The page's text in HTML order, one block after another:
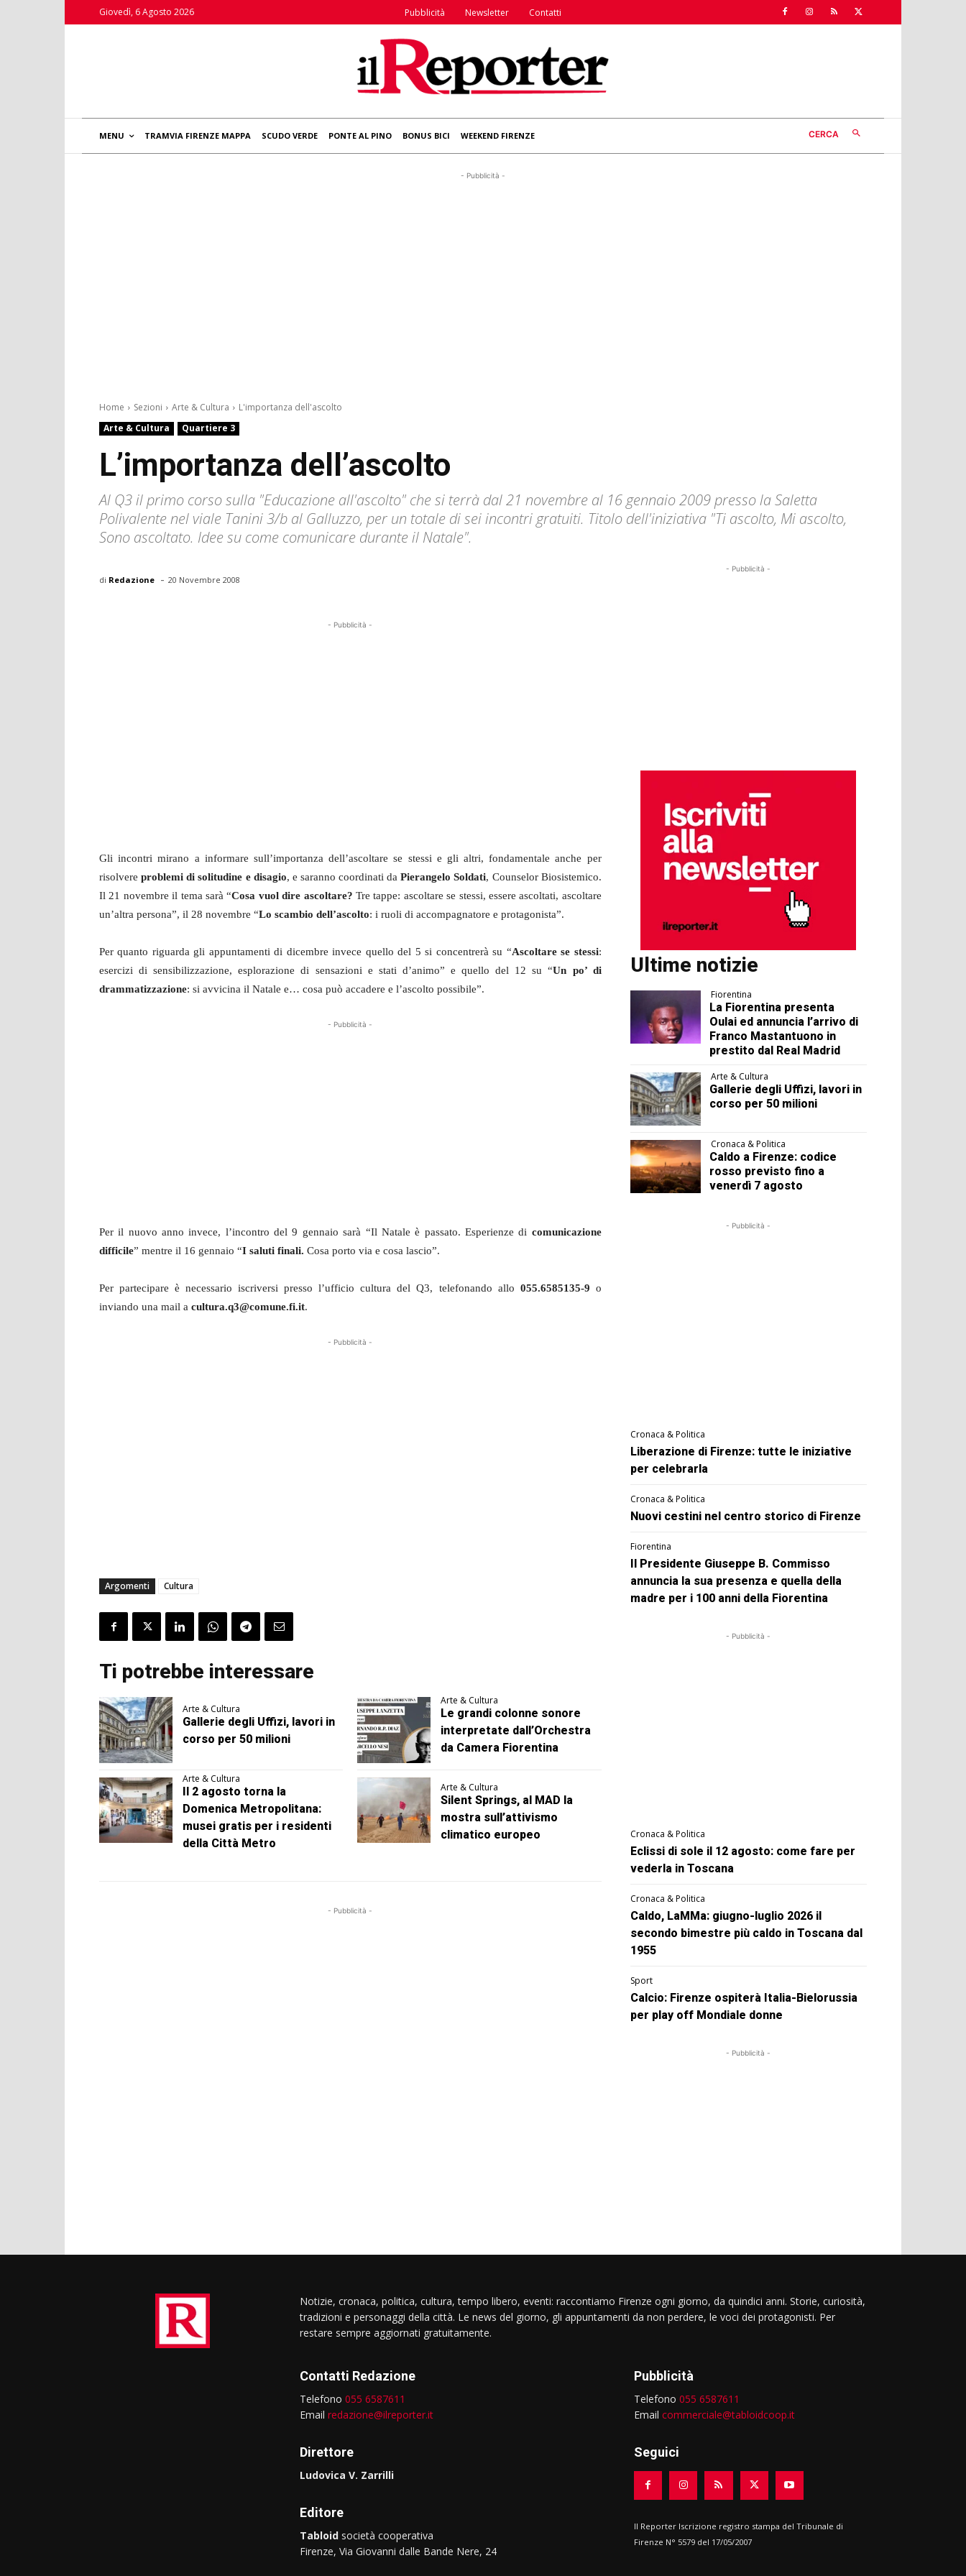
Giovedì, 6 Agosto 2026 Pubblicità Newsletter Contatti
MENU TRAMVIA FIRENZE MAPPA SCUDO VERDE PONTE AL PINO BONUS BICI WEEKEND FIRENZE CERCA
- Pubblicità -
Home Sezioni Arte & Cultura
L'importanza dell'ascolto
Arte & Cultura
Quartiere 3
L’importanza dell’ascolto
Al Q3 il primo corso sulla "Educazione all'ascolto" che si terrà dal 21 novembre al 16 gennaio 2009 presso la Saletta
Polivalente nel viale Tanini 3/b al Galluzzo, per un totale di sei incontri gratuiti. Titolo dell'iniziativa "Ti ascolto, Mi ascolto,
Sono ascoltato. Idee su come comunicare durante il Natale".
di Redazione - 20 Novembre 2008
- Pubblicità -
Gli incontri mirano a informare sull’importanza dell’ascoltare se stessi e gli altri, fondamentale anche per
risolvereproblemi di solitudine e disagio, e saranno coordinati daPierangelo Soldati, Counselor Biosistemico.
Il 21 novembre il tema sarà “Cosa vuol dire ascoltare? Tre tappe: ascoltare se stessi, essere ascoltati, ascoltare
un’altra persona”, il 28 novembre “Lo scambio dell’ascolto: i ruoli di accompagnatore e protagonista”.
Per quanto riguarda gli appuntamenti di dicembre invece quello del 5 si concentrerà su “Ascoltare se stessi:
esercizi di sensibilizzazione, esplorazione di sensazioni e stati d’animo” e quello del 12 su “Un po’ di
drammatizzazione: si avvicina il Natale e… cosa può accadere e l’ascolto possibile”.
- Pubblicità -
Per il nuovo anno invece, l’incontro del 9 gennaio sarà “Il Natale è passato. Esperienze di comunicazione
difficile” mentre il 16 gennaio “I saluti finali. Cosa porto via e cosa lascio”.
Per partecipare è necessario iscriversi presso l’ufficio cultura del Q3, telefonando allo 055.6585135-9 o
inviando una mail a cultura.q3@comune.fi.it.
- Pubblicità -
Argomenti Cultura
Ti potrebbe interessare
Arte & Cultura
Gallerie degli Uffizi, lavori in
corso per 50 milioni
Arte & Cultura
Le grandi colonne sonore
interpretate dall’Orchestra
da Camera Fiorentina
Arte & Cultura
Il 2 agosto torna la
Domenica Metropolitana:
musei gratis per i residenti
della Città Metro
Arte & Cultura
Silent Springs, al MAD la
mostra sull’attivismo
climatico europeo
- Pubblicità -
- Pubblicità -
Ultime notizie
Fiorentina
La Fiorentina presenta
Oulai ed annuncia l’arrivo di
Franco Mastantuono in
prestito dal Real Madrid
Arte & Cultura
Gallerie degli Uffizi, lavori in
corso per 50 milioni
Cronaca & Politica
Caldo a Firenze: codice
rosso previsto fino a
venerdì 7 agosto
- Pubblicità -
Cronaca & Politica
Liberazione di Firenze: tutte le iniziative
per celebrarla
Cronaca & Politica
Nuovi cestini nel centro storico di Firenze
Fiorentina
Il Presidente Giuseppe B. Commisso
annuncia la sua presenza e quella della
madre per i 100 anni della Fiorentina
- Pubblicità -
Cronaca & Politica
Eclissi di sole il 12 agosto: come fare per
vederla in Toscana
Cronaca & Politica
Caldo, LaMMa: giugno-luglio 2026 il
secondo bimestre più caldo in Toscana dal
1955
Sport
Calcio: Firenze ospiterà Italia-Bielorussia
per play off Mondiale donne
- Pubblicità -
Notizie, cronaca, politica, cultura, tempo libero, eventi: raccontiamo Firenze ogni giorno, da quindici anni. Storie, curiosità,
tradizioni e personaggi della città. Le news del giorno, gli appuntamenti da non perdere, le voci dei protagonisti. Per
restare sempre aggiornati gratuitamente.
Contatti Redazione
Telefono 055 6587611
Email redazione@ilreporter.it
Direttore
Ludovica V. Zarrilli
Editore
Tabloid società cooperativa
Firenze, Via Giovanni dalle Bande Nere, 24
Pubblicità
Telefono 055 6587611
Email commerciale@tabloidcoop.it
Seguici
Il Reporter Iscrizione registro stampa del Tribunale di
Firenze N° 5579 del 17/05/2007